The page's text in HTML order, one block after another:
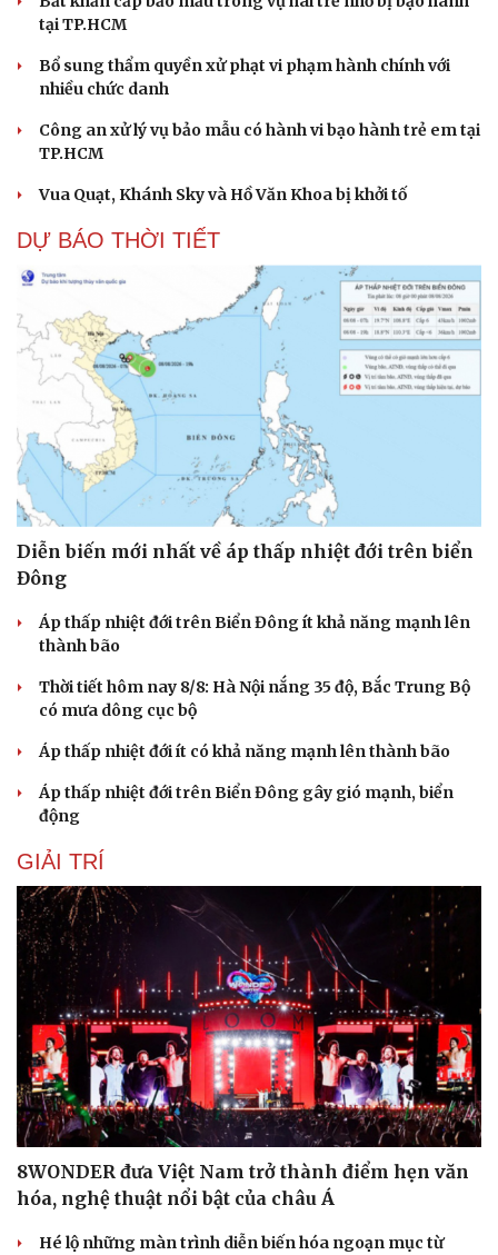
Cải chính
tại TP.HCM
Bổ sung thẩm quyền xử phạt vi phạm hành chính với
nhiều chức danh
Công an xử lý vụ bảo mẫu có hành vi bạo hành trẻ em tại
TP.HCM
Vua Quạt, Khánh Sky và Hồ Văn Khoa bị khởi tố
DỰ BÁO THỜI TIẾT
Diễn biến mới nhất về áp thấp nhiệt đới trên biển
Đông
Áp thấp nhiệt đới trên Biển Đông ít khả năng mạnh lên
thành bão
Thời tiết hôm nay 8/8: Hà Nội nắng 35 độ, Bắc Trung Bộ
có mưa dông cục bộ
Áp thấp nhiệt đới ít có khả năng mạnh lên thành bão
Áp thấp nhiệt đới trên Biển Đông gây gió mạnh, biển
động
GIẢI TRÍ
8WONDER đưa Việt Nam trở thành điểm hẹn văn
hóa, nghệ thuật nổi bật của châu Á
Hé lộ những màn trình diễn biến hóa ngoạn mục từ